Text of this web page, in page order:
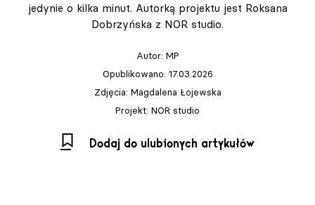
jedynie o kilka minut. Autorką projektu jest Roksana
Dobrzyńska z NOR studio.
Autor: MP
Opublikowano: 17.03.2026
Zdjęcia: Magdalena Łojewska
Projekt: NOR studio
Dodaj do ulubionych artykułów